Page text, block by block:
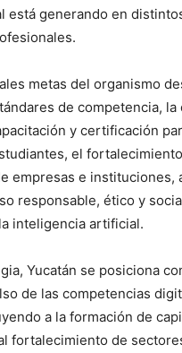
está generando en
metas del organismo
de competencia, la
y certificación
el
empresas e instituciones,
responsable, ético y
inteligencia artificial.
Yucatán se posiciona
de las competencias
a la formación de
fortalecimiento de